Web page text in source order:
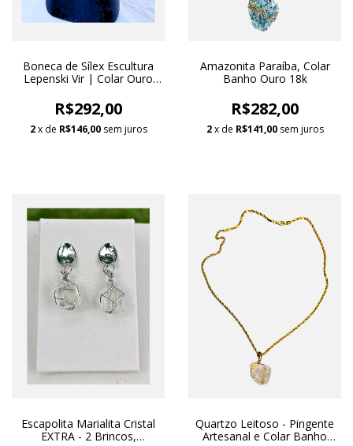
Boneca de Sílex Escultura
Lepenski Vir | Colar Ouro
R$292,00
2 x de R$146,00 sem juros
Amazonita Paraíba, Colar
Banho Ouro 18k
R$282,00
2 x de R$141,00 sem juros
Escapolita Marialita Cristal
EXTRA - 2 Brincos,
Quartzo Leitoso - Pingente
Artesanal e Colar Banho